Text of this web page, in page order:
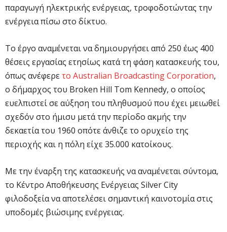
παραγωγή ηλεκτρικής ενέργειας, τροφοδοτώντας την
ενέργεια πίσω στο δίκτυο.
Το έργο αναμένεται να δημιουργήσει από 250 έως 400
θέσεις εργασίας ετησίως κατά τη φάση κατασκευής του,
όπως ανέφερετο Australian Broadcasting Corporation,
ο δήμαρχος του Broken Hill Tom Kennedy, ο οποίος
ευελπιστεί σε αύξηση του πληθυσμού που έχει μειωθεί
σχεδόν στο ήμισυ μετά την περίοδο ακμής την
δεκαετία του 1960 οπότε άνθιζε το ορυχείο της
περιοχής και η πόλη είχε 35.000 κατοίκους.
Με την έναρξη της κατασκευής να αναμένεται σύντομα,
το Κέντρο Αποθήκευσης Ενέργειας Silver City
φιλοδοξεία να αποτελέσει σημαντική καινοτομία στις
υποδομές βιώσιμης ενέργειας.